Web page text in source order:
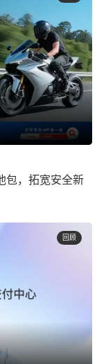
包，拓宽安全新
回顾